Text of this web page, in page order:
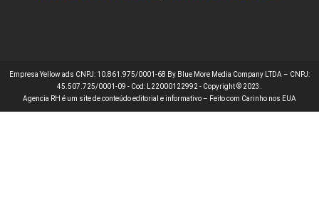
Empresa Yellow ads CNPJ: 10.861.975/0001-68 By Blue More Media Company LTDA – CNPJ:
45.507.725/0001-09 - Cod: L22000122992 - Copyright © 2023.
Agencia RH é um site de conteúdo editorial e informativo – Feito com Carinho nos EUA